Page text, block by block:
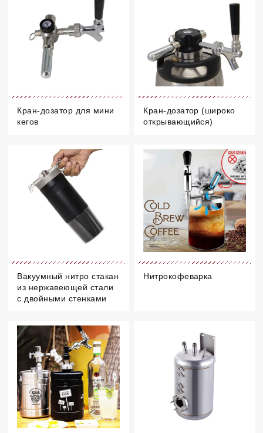
Кран-дозатор для мини
кегов
Кран-дозатор (широко
открывающийся)
Вакуумный нитро стакан
из нержавеющей стали
с двойными стенками
Нитрокофеварка